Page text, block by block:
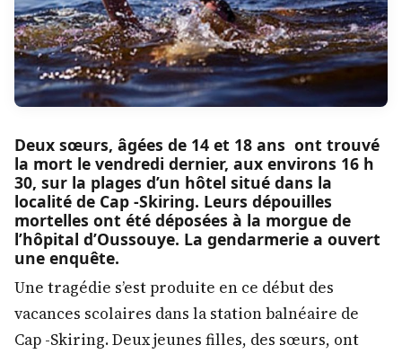
Deux sœurs, âgées de 14 et 18 ans ont trouvé
la mort le vendredi dernier, aux environs 16 h
30, sur la plages d’un hôtel situé dans la
localité de Cap -Skiring. Leurs dépouilles
mortelles ont été déposées à la morgue de
l’hôpital d’Oussouye. La gendarmerie a ouvert
une enquête.
Une tragédie s’est produite en ce début des
vacances scolaires dans la station balnéaire de
Cap -Skiring. Deux jeunes filles, des sœurs, ont